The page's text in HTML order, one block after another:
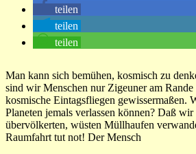
teilen
teilen
teilen
Man kann sich bemühen, kosmisch zu
sind wir Menschen nur Zigeuner am Rande
kosmische Eintagsfliegen gewissermaßen.
Planeten jemals verlassen können? Daß
übervölkerten, wüsten Müllhaufen
Raumfahrt tut not! Der Mensch